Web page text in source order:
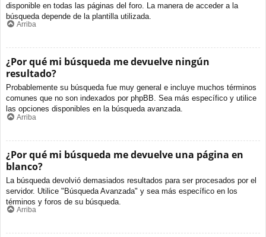
disponible en todas las páginas del foro. La manera de acceder a la
búsqueda depende de la plantilla utilizada.
Arriba
¿Por qué mi búsqueda me devuelve ningún
resultado?
Probablemente su búsqueda fue muy general e incluye muchos términos
comunes que no son indexados por phpBB. Sea más específico y utilice
las opciones disponibles en la búsqueda avanzada.
Arriba
¿Por qué mi búsqueda me devuelve una página en
blanco?
La búsqueda devolvió demasiados resultados para ser procesados por el
servidor. Utilice "Búsqueda Avanzada" y sea más específico en los
términos y foros de su búsqueda.
Arriba